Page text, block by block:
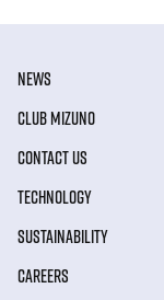
NEWS
CLUB MIZUNO
CONTACT US
TECHNOLOGY
SUSTAINABILITY
CAREERS